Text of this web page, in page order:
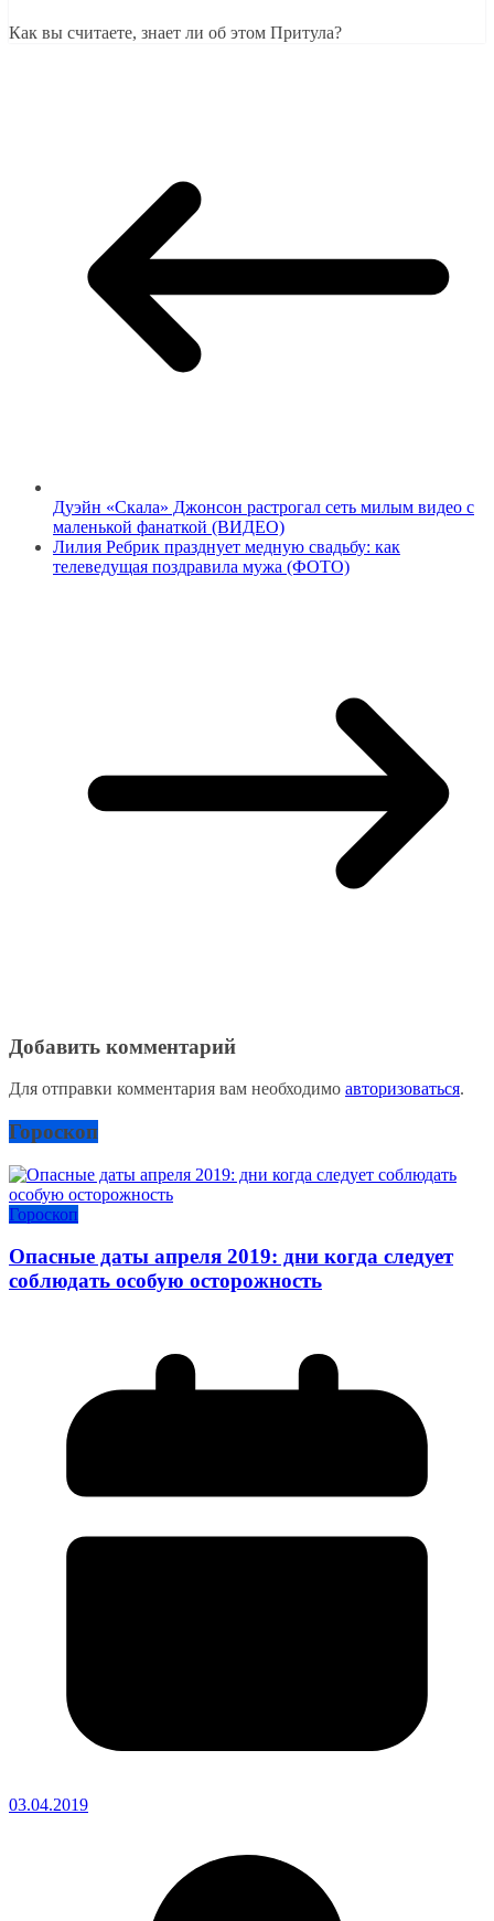
Как вы считаете, знает ли об этом Притула?
Дуэйн «Скала» Джонсон растрогал сеть милым видео с
маленькой фанаткой (ВИДЕО)
Лилия Ребрик празднует медную свадьбу: как
телеведущая поздравила мужа (ФОТО)
Добавить комментарий
Для отправки комментария вам необходимо авторизоваться.
Гороскоп
Гороскоп
Опасные даты апреля 2019: дни когда следует
соблюдать особую осторожность
03.04.2019